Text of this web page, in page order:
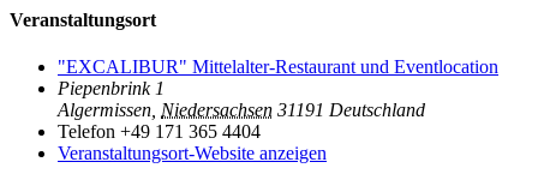
Veranstaltungsort
"EXCALIBUR" Mittelalter-Restaurant und Eventlocation
Piepenbrink 1
Algermissen Niedersachsen 31191 Deutschland
Telefon +49 171 365 4404
Veranstaltungsort-Website anzeigen